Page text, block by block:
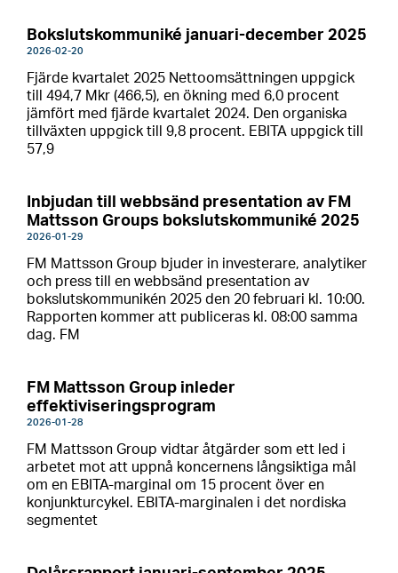
Bokslutskommuniké januari-december 2025
2026-02-20
Fjärde kvartalet 2025 Nettoomsättningen uppgick
till 494,7 Mkr (466,5), en ökning med 6,0 procent
jämfört med fjärde kvartalet 2024. Den organiska
tillväxten uppgick till 9,8 procent. EBITA uppgick till
57,9
Inbjudan till webbsänd presentation av FM
Mattsson Groups bokslutskommuniké 2025
2026-01-29
FM Mattsson Group bjuder in investerare, analytiker
och press till en webbsänd presentation av
bokslutskommunikén 2025 den 20 februari kl. 10:00.
Rapporten kommer att publiceras kl. 08:00 samma
dag. FM
FM Mattsson Group inleder
effektiviseringsprogram
2026-01-28
FM Mattsson Group vidtar åtgärder som ett led i
arbetet mot att uppnå koncernens långsiktiga mål
om en EBITA-marginal om 15 procent över en
konjunkturcykel. EBITA-marginalen i det nordiska
segmentet